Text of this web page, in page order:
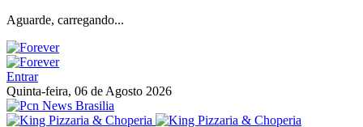
Aguarde, carregando...
Entrar
Quinta-feira, 06 de Agosto 2026